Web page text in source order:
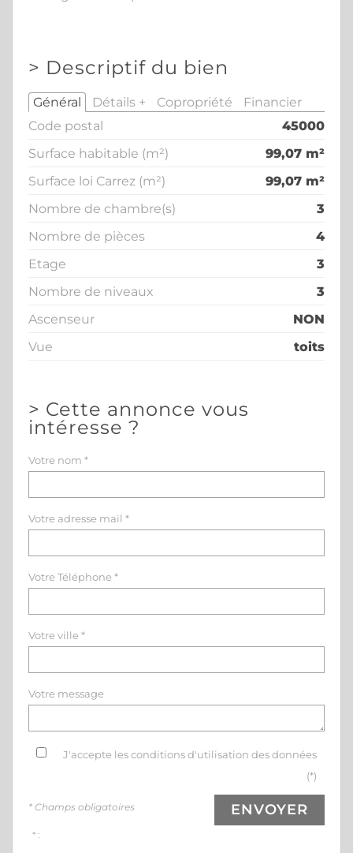
> Descriptif du bien
Général Détails + Copropriété
Financier
Code postal
45000
Surface habitable (m²)
99,07 m²
Surface loi Carrez (m²)
99,07 m²
Nombre de chambre(s)
3
Nombre de pièces
4
Etage
3
Nombre de niveaux
3
Ascenseur
NON
Vue
toits
> Cette annonce vous
intéresse ?
Votre nom *
Votre adresse mail *
Votre Téléphone *
Votre ville *
Votre message
J'accepte les conditions d'utilisation des données
(*)
* Champs obligatoires ENVOYER
* :